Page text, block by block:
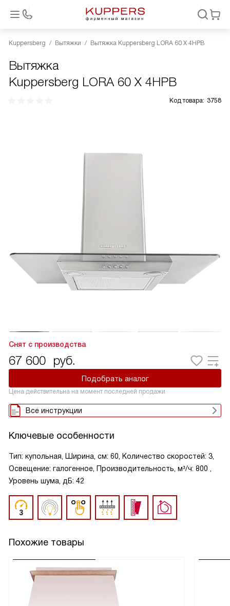
Kuppersberg Вытяжки Вытяжка Kuppersberg LORA 60 X 4HPB
Вытяжка
Kuppersberg LORA 60 X 4HPB
Код товара: 3758
Снят с производства
67 600 руб.
Подобрать аналог
Цена действительна на момент последней продажи
Все инструкции
Ключевые особенности
Тип: купольная, Ширина, см: 60, Количество скоростей: 3,
Освещение: галогенное, Производительность, м³/ч: 800 ,
Уровень шума, дБ: 42
Похожие товары